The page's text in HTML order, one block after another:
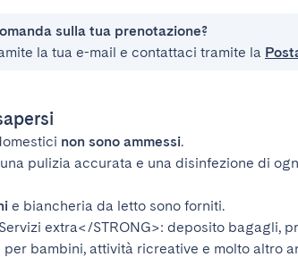
sulla tua prenotazione?
la tua e-mail e contattaci tramite la
non sono ammessi.
pulizia accurata e una disinfezione di
e biancheria da letto sono forniti.
extra</STRONG>: deposito bagagli,
bambini, attività ricreative e molto altro